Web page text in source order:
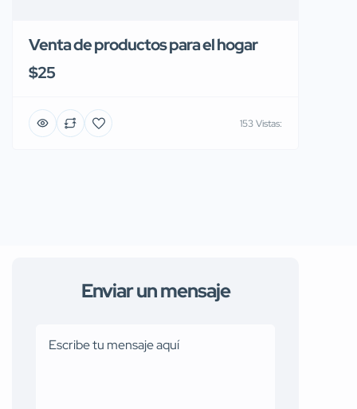
Venta de productos para el hogar
$25
153 Vistas:
Enviar un mensaje